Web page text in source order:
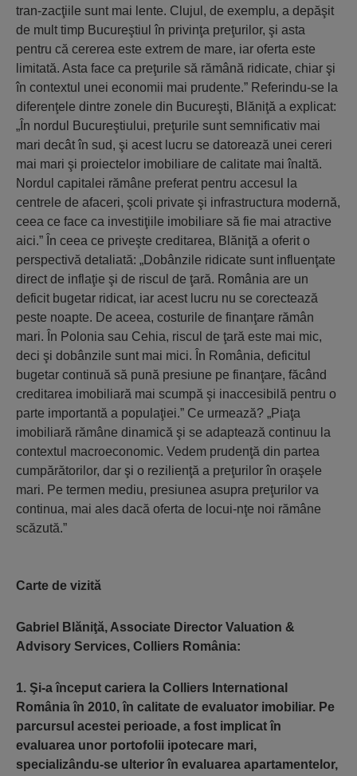
tran-zacţiile sunt mai lente. Clujul, de exemplu, a depăşit
de mult timp Bucureştiul în privinţa preţurilor, şi asta
pentru că cererea este extrem de mare, iar oferta este
limitată. Asta face ca preţurile să rămână ridicate, chiar şi
în contextul unei economii mai prudente.” Referindu-se la
diferenţele dintre zonele din Bucureşti, Blăniţă a explicat:
„În nordul Bucureştiului, preţurile sunt semnificativ mai
mari decât în sud, şi acest lucru se datorează unei cereri
mai mari şi proiectelor imobiliare de calitate mai înaltă.
Nordul capitalei rămâne preferat pentru accesul la
centrele de afaceri, şcoli private şi infrastructura modernă,
ceea ce face ca investiţiile imobiliare să fie mai atractive
aici.” În ceea ce priveşte creditarea, Blăniţă a oferit o
perspectivă detaliată: „Dobânzile ridicate sunt influenţate
direct de inflaţie şi de riscul de ţară. România are un
deficit bugetar ridicat, iar acest lucru nu se corectează
peste noapte. De aceea, costurile de finanţare rămân
mari. În Polonia sau Cehia, riscul de ţară este mai mic,
deci şi dobânzile sunt mai mici. În România, deficitul
bugetar continuă să pună presiune pe finanţare, făcând
creditarea imobiliară mai scumpă şi inaccesibilă pentru o
parte importantă a populaţiei.” Ce urmează? „Piaţa
imobiliară rămâne dinamică şi se adaptează continuu la
contextul macroeconomic. Vedem prudenţă din partea
cumpărătorilor, dar şi o rezilienţă a preţurilor în oraşele
mari. Pe termen mediu, presiunea asupra preţurilor va
continua, mai ales dacă oferta de locui-nţe noi rămâne
scăzută.”
Carte de vizită
Gabriel Blăniţă, Associate Director Valuation &
Advisory Services, Colliers România:
1. Şi-a început cariera la Colliers International
România în 2010, în calitate de evaluator imobiliar. Pe
parcursul acestei perioade, a fost implicat în
evaluarea unor portofolii ipotecare mari,
specializându-se ulterior în evaluarea apartamentelor,